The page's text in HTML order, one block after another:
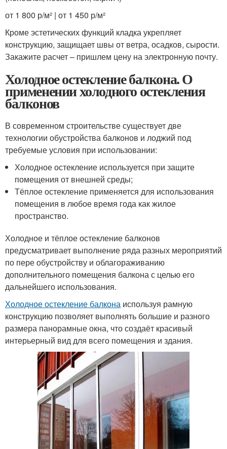
от 1 800 р/м² | от 1 450 р/м²
Кроме эстетических функций кладка укрепляет
конструкцию, защищает швы от ветра, осадков, сырости.
Закажите расчет – пришлем цену на электронную почту.
Холодное остекление балкона. О
применении холодного остекления
балконов
В современном строительстве существует две
технологии обустройства балконов и лоджий под
требуемые условия при использовании:
Холодное остекление используется при защите
помещения от внешней среды;
Тёплое остекление применяется для использования
помещения в любое время года как жилое
пространство.
Холодное и тёплое остекление балконов
предусматривает выполнение ряда разных мероприятий
по пере обустройству и облагораживанию
дополнительного помещения балкона с целью его
дальнейшего использования.
Холодное остекление балкона используя рамную
конструкцию позволяет выполнять большие и разного
размера панорамные окна, что создаёт красивый
интерьерный вид для всего помещения и здания.